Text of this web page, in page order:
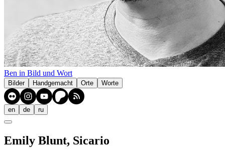
Ben in Bild und Wort
Bilder Handgemacht Orte Worte
en de ru
Emily Blunt, Sicario